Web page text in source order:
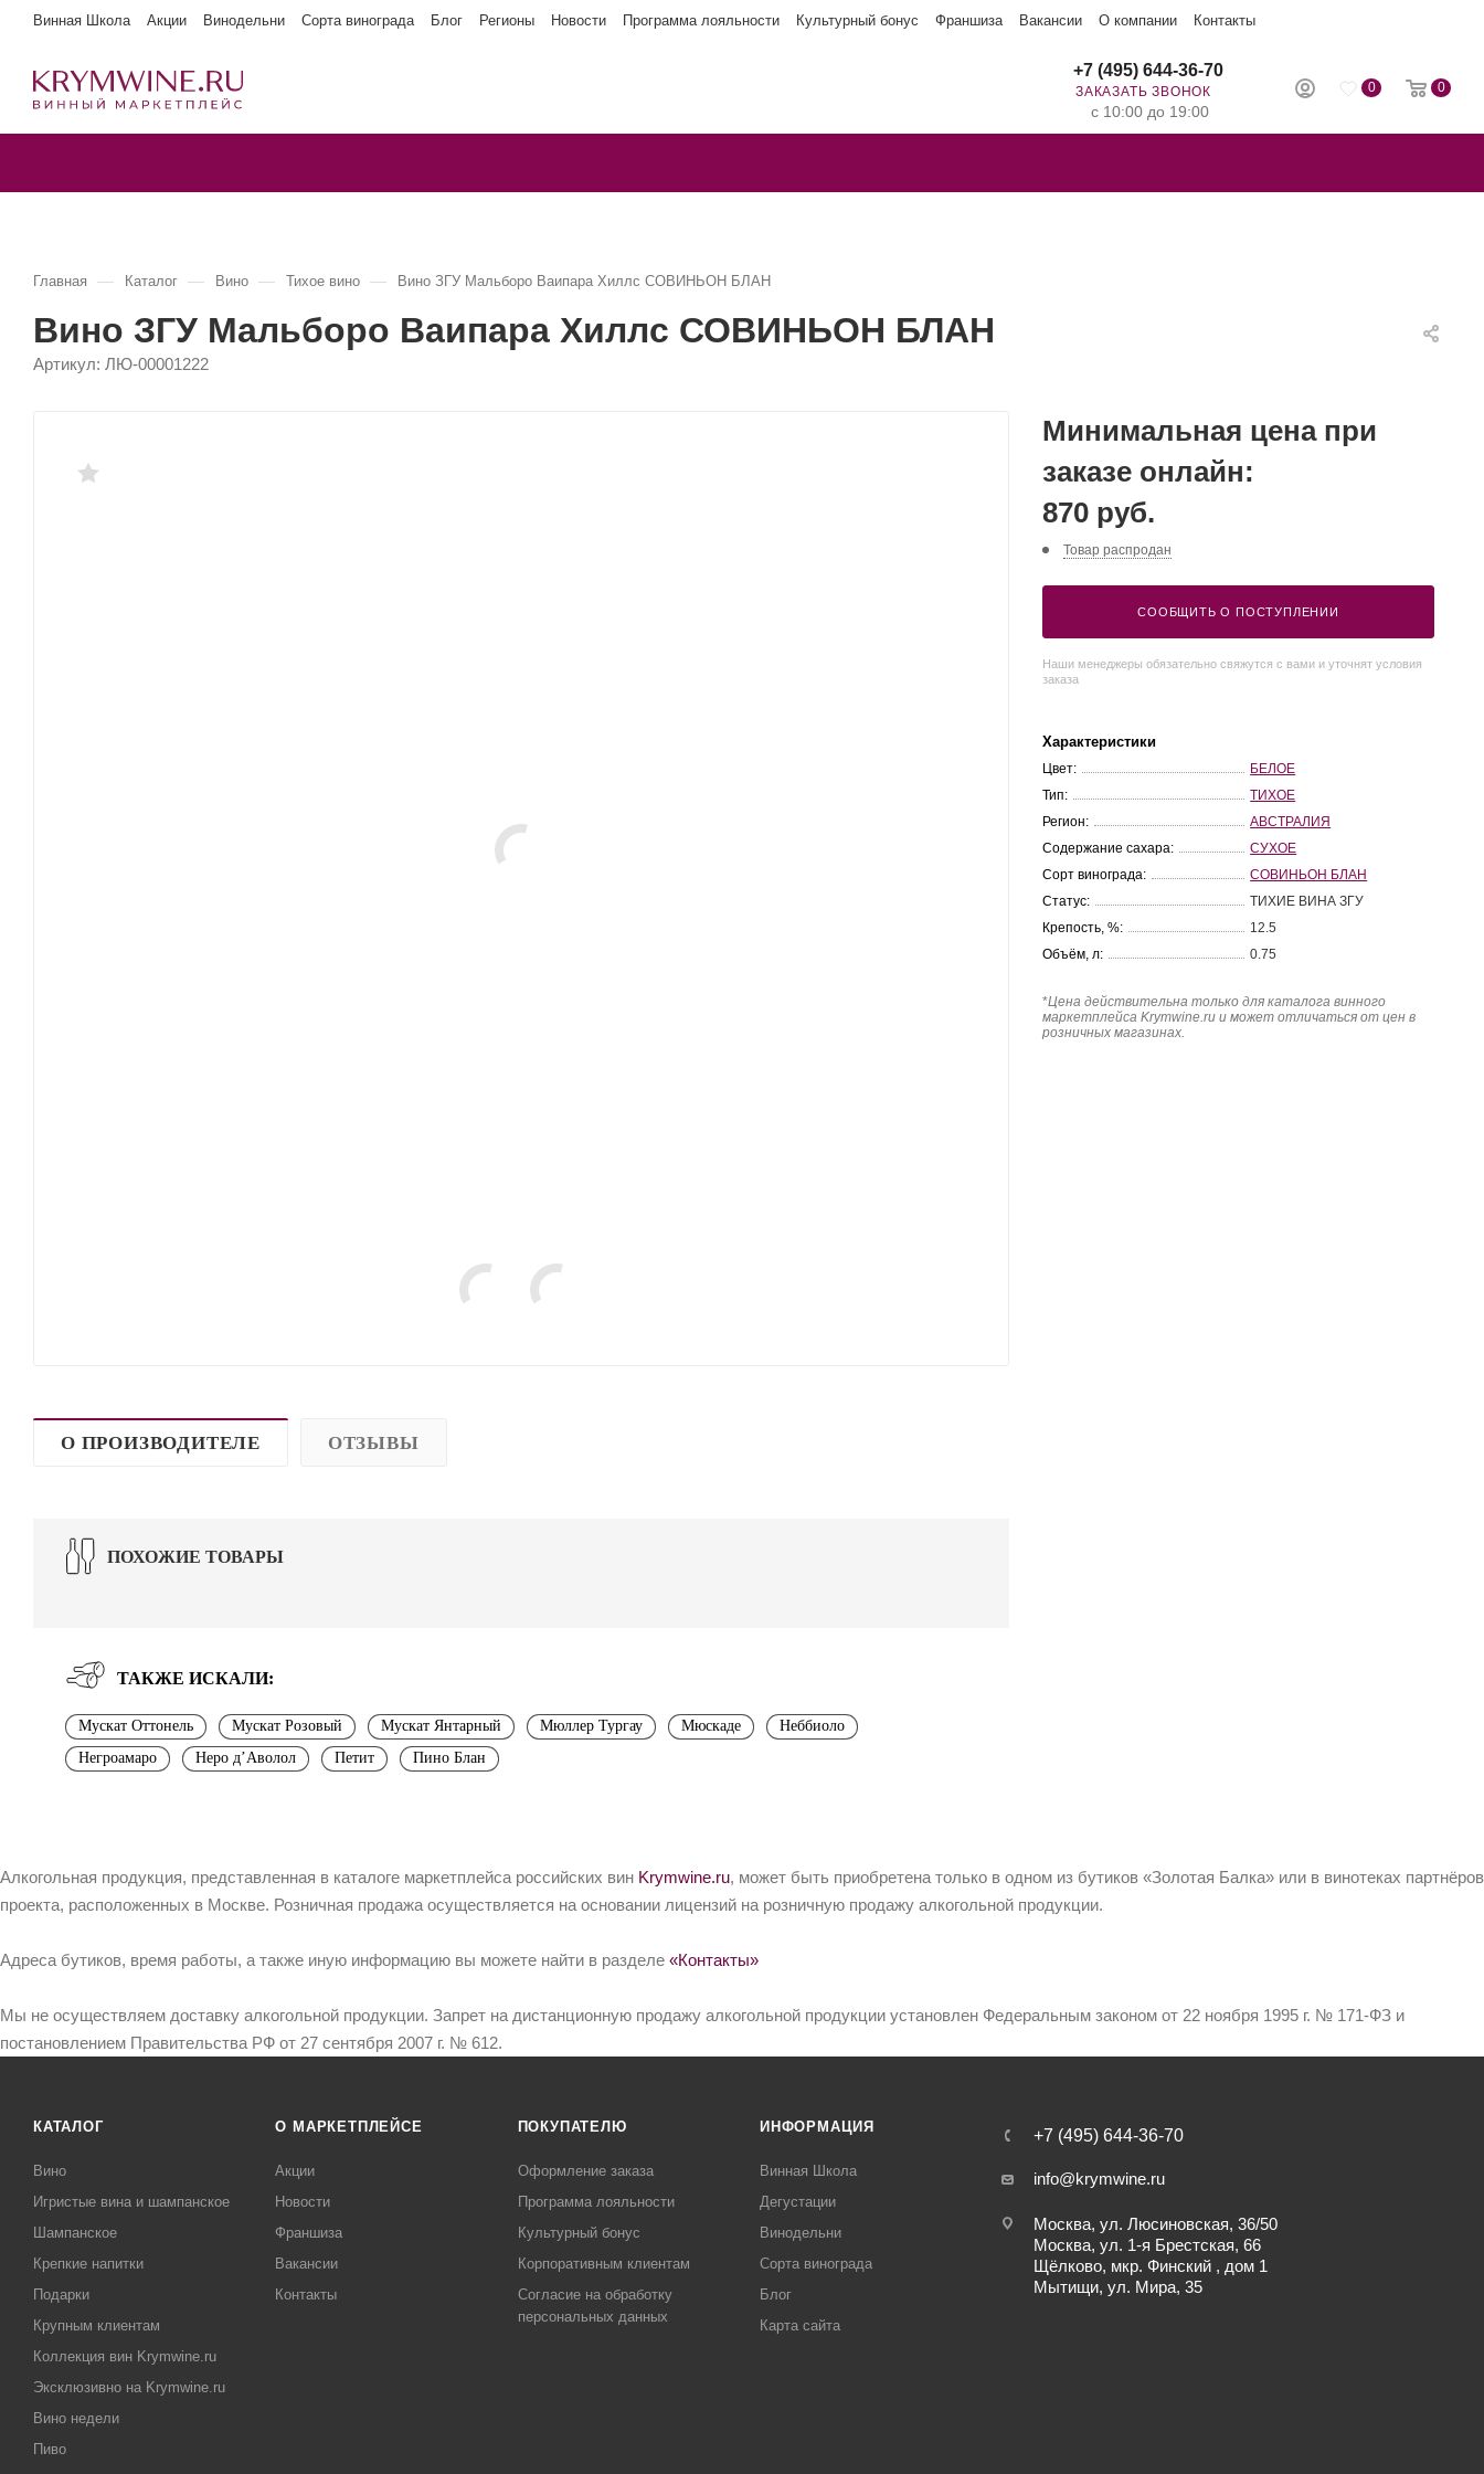
Винная Школа Акции Винодельни Сорта винограда Блог Регионы Новости Программа лояльности Культурный бонус Франшиза Вакансии О компании Контакты
0 0
+7 (495) 644-36-70
ЗАКАЗАТЬ ЗВОНОК
с 10:00 до 19:00
Главная — Каталог — Вино — Тихое вино — Вино ЗГУ Мальборо Ваипара Хиллс СОВИНЬОН БЛАН
Вино ЗГУ Мальборо Ваипара Хиллс СОВИНЬОН БЛАН
Артикул: ЛЮ-00001222
О ПРОИЗВОДИТЕЛЕ ОТЗЫВЫ
ПОХОЖИЕ ТОВАРЫ
ТАКЖЕ ИСКАЛИ:
Мускат Оттонель Мускат Розовый Мускат Янтарный Мюллер Тургау Мюскаде
Неббиоло
Негроамаро
Неро д’Аволол Петит Пино Блан
Минимальная цена при
заказе онлайн:
870 руб.
Товар распродан
СООБЩИТЬ О ПОСТУПЛЕНИИ
Наши менеджеры обязательно свяжутся с вами и уточнят условия
заказа
Характеристики
Цвет:
БЕЛОЕ
Тип:
ТИХОЕ
Регион:
АВСТРАЛИЯ
Содержание сахара:
СУХОЕ
Сорт винограда:
СОВИНЬОН БЛАН
Статус:
ТИХИЕ ВИНА ЗГУ
Крепость, %:
12.5
Объём, л:
0.75
*Цена действительна только для каталога винного
маркетплейса Krymwine.ru и может отличаться от цен в
розничных магазинах.
Алкогольная продукция, представленная в каталоге маркетплейса российских вин Krymwine.ru, может быть приобретена только в одном из бутиков «Золотая Балка» или в винотеках партнёров
проекта, расположенных в Москве. Розничная продажа осуществляется на основании лицензий на розничную продажу алкогольной продукции.
Адреса бутиков, время работы, а также иную информацию вы можете найти в разделе «Контакты»
Мы не осуществляем доставку алкогольной продукции. Запрет на дистанционную продажу алкогольной продукции установлен Федеральным законом от 22 ноября 1995 г. № 171-ФЗ и
постановлением Правительства РФ от 27 сентября 2007 г. № 612.
КАТАЛОГ
Вино
Игристые вина и шампанское
Шампанское
Крепкие напитки
Подарки
Крупным клиентам
Коллекция вин Krymwine.ru
Эксклюзивно на Krymwine.ru
Вино недели
Пиво
О МАРКЕТПЛЕЙСЕ
Акции
Новости
Франшиза
Вакансии
Контакты
ПОКУПАТЕЛЮ
Оформление заказа
Программа лояльности
Культурный бонус
Корпоративным клиентам
Согласие на обработку
персональных данных
ИНФОРМАЦИЯ
Винная Школа
Дегустации
Винодельни
Сорта винограда
Блог
Карта сайта
+7 (495) 644-36-70
info@krymwine.ru
Москва, ул. Люсиновская, 36/50
Москва, ул. 1-я Брестская, 66
Щёлково, мкр. Финский , дом 1
Мытищи, ул. Мира, 35